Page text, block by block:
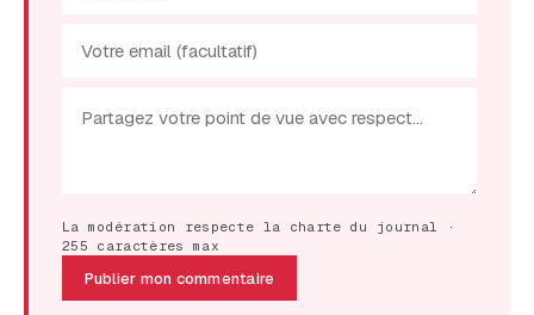
La modération respecte la charte du journal ·
255 caractères max
Publier mon commentaire